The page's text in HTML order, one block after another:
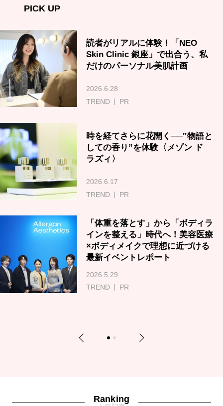
PICK UP
読者がリアルに体験！「NEO
Skin Clinic 銀座」で出合う、私
だけのパーソナル美肌計画
2026.6.28
TREND
PR
時を経てさらに花開く──‟物語と
しての香り”を体験〈メゾン ド
ラズィ〉
2026.6.17
TREND
PR
「体重を落とす」から「ボディラ
インを整える」時代へ！美容医療
×ボディメイクで理想に近づける
最新イベントレポート
2026.5.29
TREND
PR
Previous 1 2 Next
Ranking